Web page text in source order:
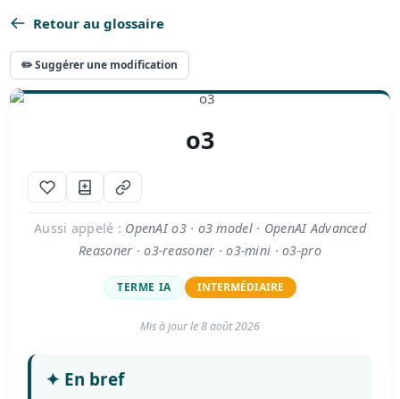
Retour au glossaire
✏️ Suggérer une modification
o3
Aussi appelé : OpenAI o3 · o3 model · OpenAI Advanced
Reasoner · o3-reasoner · o3-mini · o3-pro
TERME IA INTERMÉDIAIRE
Mis à jour le8 août 2026
✦ En bref